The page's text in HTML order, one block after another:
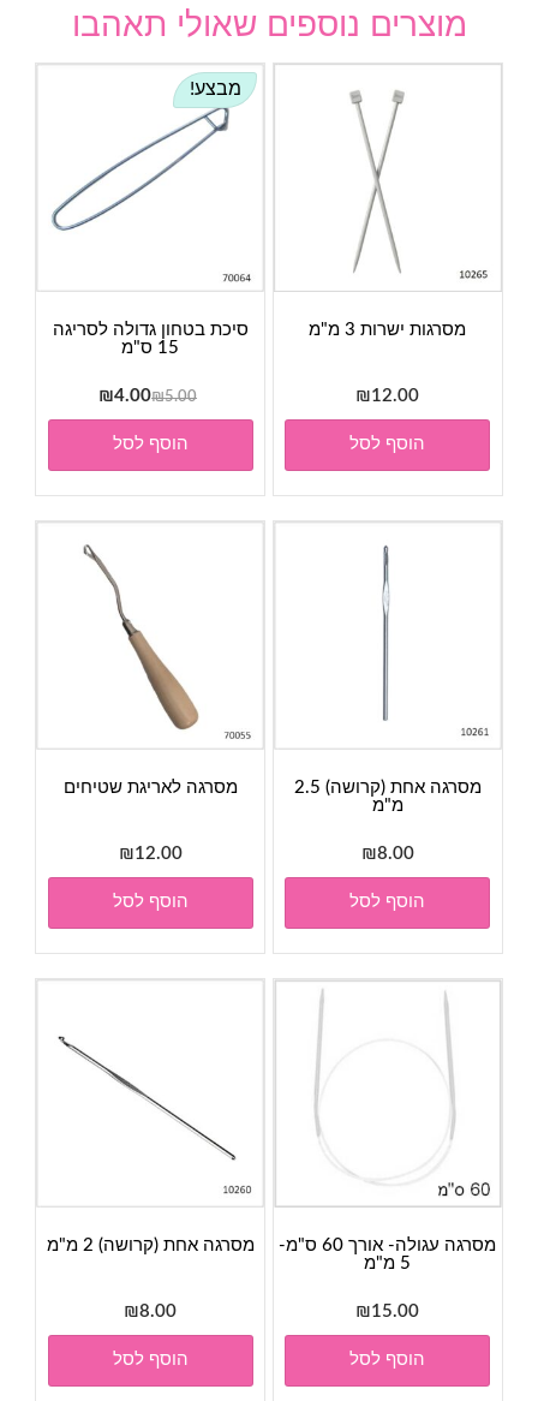
מוצרים נוספים שאולי תאהבו
מסרגות ישרות 3 מ"מ
₪12.00
הוסף לסל
מבצע!
סיכת בטחון גדולה לסריגה
15 ס"מ
₪5.00
המחיר
המקורי
היה:
₪5.00.
₪4.00
המחיר
הנוכחי
₪4.00.
הוסף לסל
מסרגה אחת (קרושה) 2.5
מ"מ
₪8.00
הוסף לסל
מסרגה לאריגת שטיחים
₪12.00
הוסף לסל
מסרגה עגולה- אורך 60 ס"מ-
5 מ"מ
₪15.00
הוסף לסל
מסרגה אחת (קרושה) 2 מ"מ
₪8.00
הוסף לסל